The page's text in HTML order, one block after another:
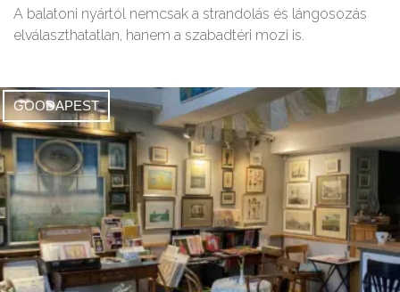
A balatoni nyártól nemcsak a strandolás és lángosozás
elválaszthatatlan, hanem a szabadtéri mozi is.
GOODAPEST